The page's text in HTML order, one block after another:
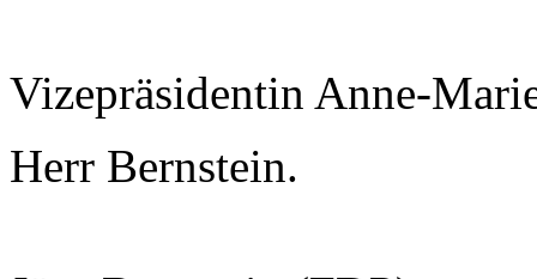
Vizepräsidentin Anne-
Herr Bernstein.